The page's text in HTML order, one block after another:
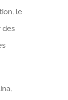
le
des